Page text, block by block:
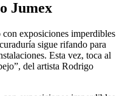
Jumex
exposiciones imperdibles
sigue rifando para
Esta vez, toca al
del artista Rodrigo